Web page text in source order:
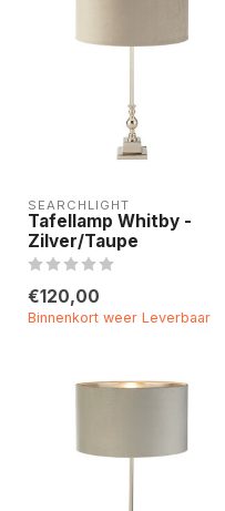
SEARCHLIGHT
Tafellamp Whitby -
Zilver/Taupe
€120,00
Binnenkort weer Leverbaar